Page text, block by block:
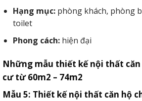
Hạng mục: phòng khách, phòng
toilet
Phong cách: hiện đại
Những mẫu thiết kế nội thất
cư từ 60m2 – 74m2
Mẫu 5: Thiết kế nội thất căn hộ